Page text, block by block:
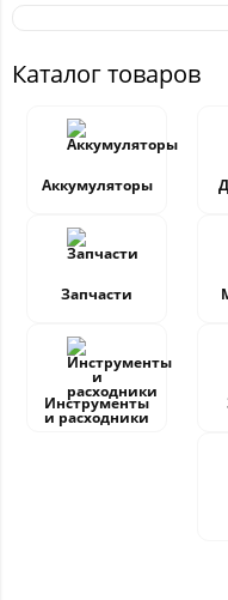
Каталог товаров
Аккумуляторы
Запчасти
Инструменты
и расходники